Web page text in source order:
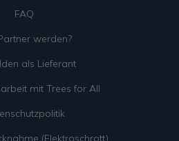
FAQ
werden?
als Lieferant
mit Trees for All
(Elektroschrott)